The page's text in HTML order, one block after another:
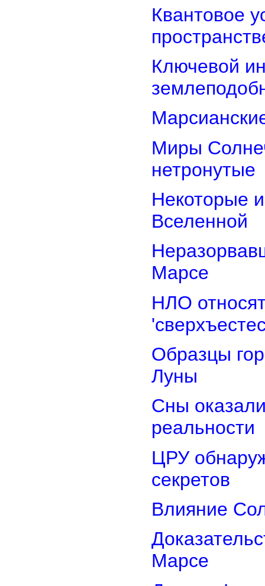
Квантовое
Ключевой
Миры
нетронутые
Некоторые
Вселенной
Марсе
НЛО
Образцы
Луны
Сны
реальности
ЦРУ
секретов
Влияние
Марсе